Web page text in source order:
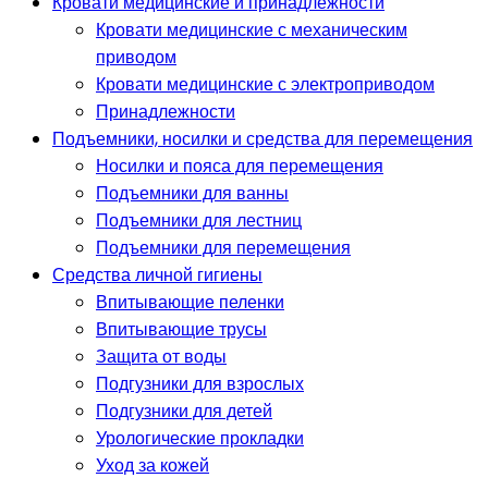
Кровати медицинские с механическим
приводом
Кровати медицинские с электроприводом
Принадлежности
Подъемники, носилки и средства для перемещения
Носилки и пояса для перемещения
Подъемники для ванны
Подъемники для лестниц
Подъемники для перемещения
Средства личной гигиены
Впитывающие пеленки
Впитывающие трусы
Защита от воды
Подгузники для взрослых
Подгузники для детей
Урологические прокладки
Уход за кожей